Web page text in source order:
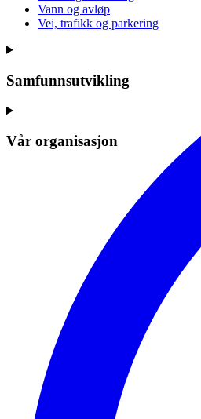
Vann og avløp
Vei, trafikk og parkering
Samfunnsutvikling
Vår organisasjon